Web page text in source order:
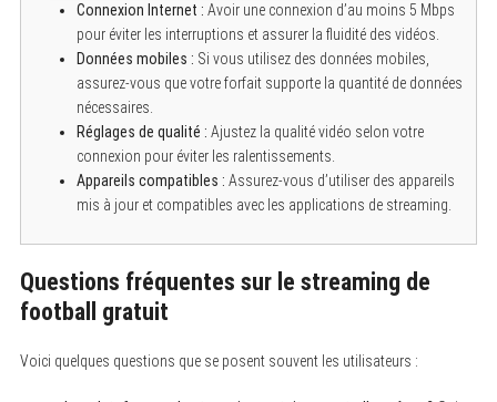
Connexion Internet : Avoir une connexion d’au moins 5 Mbps
pour éviter les interruptions et assurer la fluidité des vidéos.
Données mobiles : Si vous utilisez des données mobiles,
assurez-vous que votre forfait supporte la quantité de données
nécessaires.
Réglages de qualité : Ajustez la qualité vidéo selon votre
connexion pour éviter les ralentissements.
Appareils compatibles : Assurez-vous d’utiliser des appareils
mis à jour et compatibles avec les applications de streaming.
Questions fréquentes sur le streaming de
football gratuit
Voici quelques questions que se posent souvent les utilisateurs :